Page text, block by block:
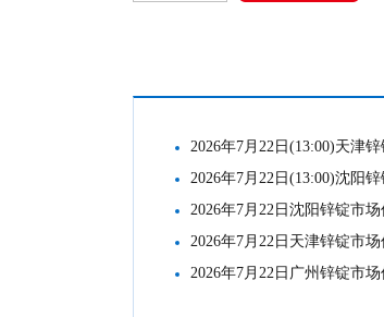
2026年7月22日(13:00)天津
2026年7月22日(13:00)沈阳
2026年7月22日沈阳锌锭市场
2026年7月22日天津锌锭市场
2026年7月22日广州锌锭市场